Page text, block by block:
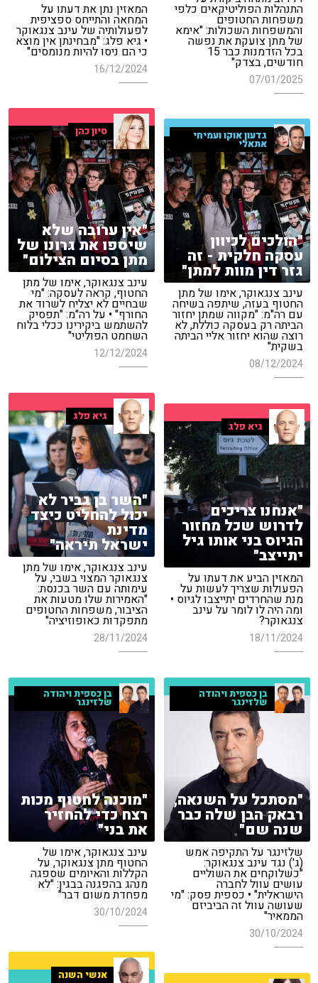
התנהלות הפוליטיקאים כלפי
משפחות החטופים
והמשפחות השכולות: "אימא
של מתן צועקת את נפשה
בכל הזדמנות כבר 15
חודשים, בצדק"
07/01/2025
המאזין נתן את דעתו על
המחאה והתייחס ספציפית
לפעולותיה של עינב צנגאוקר
• גיא פלג: "מבחינתן אין מוצא
כי הם ניסו להיות מנומסים"
16/12/2024
סיון כהן
"אין ערובה שלא
שיספו את גרונו של
מתן בסיום הצילום"
עינב צנגאוקר, אימו של מתן
החטוף, קראה לעסקה: "מי
שבחיים לא יצליח לשרוד את
החורף" • על רה"מ: "תפסיק
להשתמש ביקירינו ככלי בלוח
השחמט הפוליטי"
12/12/2024
גדעון אוקו ועמיחי
אתאלי
"הולכים לכיוון
עסקה חלקית - זה
גזר דין מוות למתן"
עינב צנגאוקר, אימו של מתן
החטוף בעזה, שיתפה בשיחה
עם רה"מ: "מקווה שמתן יחזור
הביתה רק בעסקה כוללת, לא
רוצה שהוא יחזור אליי הביתה
בשקית"
08/12/2024
גיא פלג
"השר בן גביר לא
יכול להחליט כיצד
מדינת
ישראל תיראה"
עינב צנגאוקר, אימו של מתן
צנגאוקר המצוי בשבי, על
עימותה עם השר בכנסת:
"האמירות שלו מטעות את
הציבור, משפחות החטופים
מתפקדות כאופוזיציה"
28/11/2024
גיא פלג
"אנחנו צריכים
לדרוש שכל מחזור
הגיוס בני אותו גיל
יתייצב"
המאזין הביע את דעתו על
הפעולות שצריך לעשות על
מנת שהחרדים יתייצבו לגיוס •
ומה היה לו לומר על עינב
צנגאוקר?
18/11/2024
בן כספית ויהודה
שלזינגר
"מסתכל על השנאה,
רבאק הבן שלה כבר
שנה שם"
שלזינגר על התקיפה אמש
(ג') נגד עינב צנגאוקר:
"כשלוקחים את השוליים
עושים עוול לחברה
הישראלית" • כספית פסק: "מי
שעושה עוול זה הביביזם
הממאיר"
30/10/2024
בן כספית ויהודה
שלזינגר
"מוכנה לחטוף מכות
רצח כדי להחזיר
את בני"
עינב צנגאוקר, אימו של
החטוף מתן צנגאוקר, על
הקללות והאיומים שספגה
מנהג בהפגנה בבגין: "לא
מפחדת משום דבר"
30/10/2024
אנשי השנה